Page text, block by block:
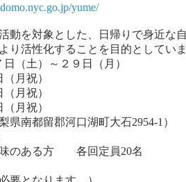
yume/
象とした、日帰りで身近な自
り活性化することを目的としていま
）～２９日（月）
月祝）
月祝）
月祝）
南都留郡河口湖町大石2954-1）
ある方 各回定員20名